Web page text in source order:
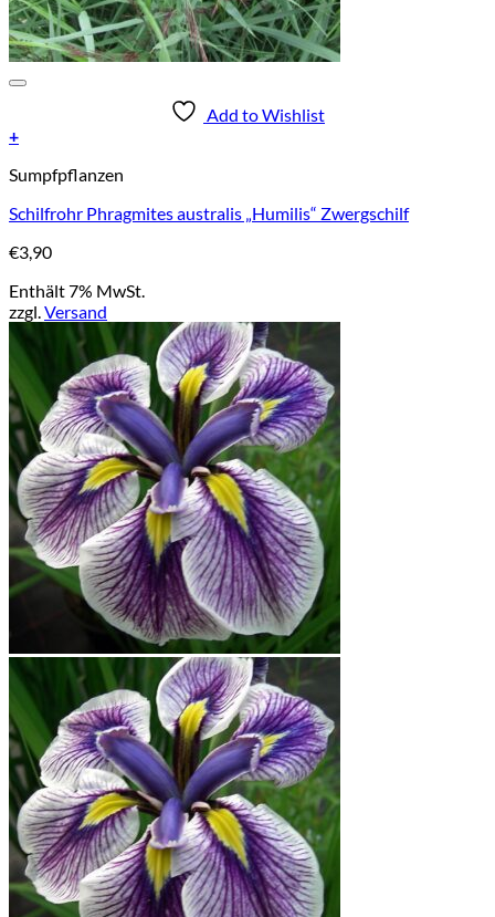
Add to Wishlist
+
Sumpfpflanzen
Schilfrohr Phragmites australis „Humilis“ Zwergschilf
€3,90
Enthält 7% MwSt.
zzgl.Versand